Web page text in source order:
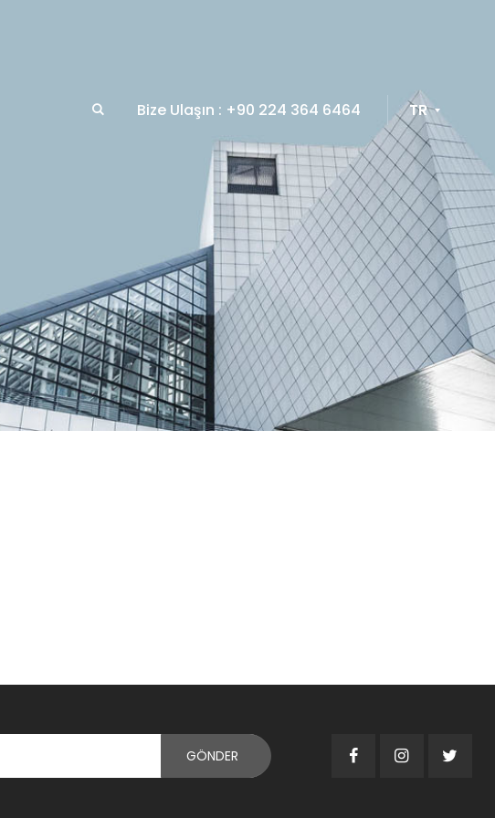
Bize Ulaşın : +90 224 364 6464 TR